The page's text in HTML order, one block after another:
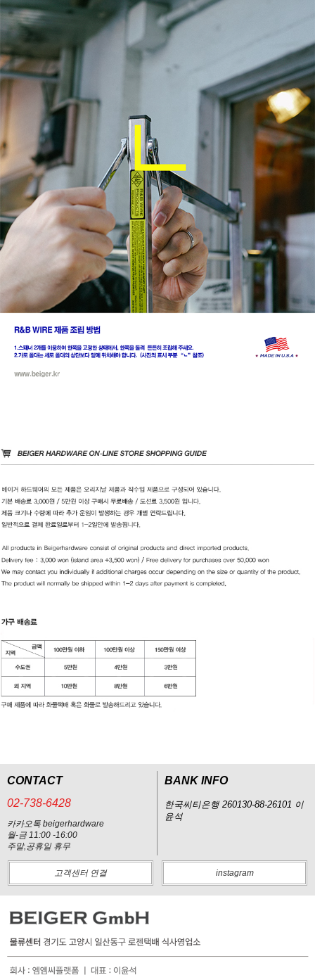
CONTACT
02-738-6428
카카오톡 beigerhardware
월-금 11:00 -16:00
주말,공휴일 휴무
BANK INFO
한국씨티은행 260130-88-26101 이
윤석
고객센터 연결 instagram